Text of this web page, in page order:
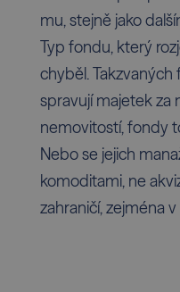
mu, stejně jako
Typ fondu, který
chyběl.
spravují majetek za
nemovitostí, fondy
Nebo se jejich
komoditami, ne
zahraničí, zejména